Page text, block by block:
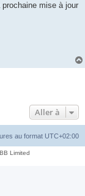
mise à jour
Aller à
au format UTC+02:00
Limited